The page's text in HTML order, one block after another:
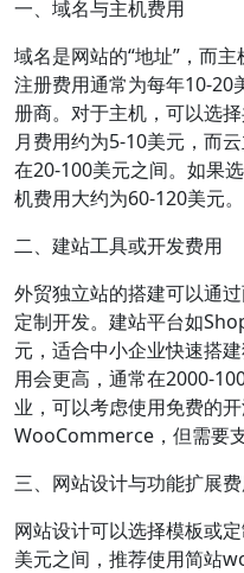
一、域名与主机费用
域名是网站的“地址”，而
注册费用通常为每年10-20
册商。对于主机，可以选
月费用约为5-10美元，而
在20-100美元之间。如果
机费用大约为60-120美元。
二、建站工具或开发费用
外贸独立站的搭建可以通
定制开发。建站平台如
元，适合中小企业快速搭
用会更高，通常在2000-
业，可以考虑使用免费的
WooCommerce，但需要
三、网站设计与功能扩展
网站设计可以选择模板或
美元之间，推荐使用简站